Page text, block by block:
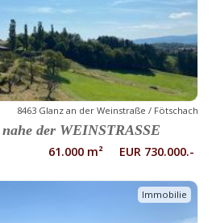
8463 Glanz an der Weinstraße / Fötschach
der WEINSTRASSE
61.000 m² EUR 730.000.-
Immobilie